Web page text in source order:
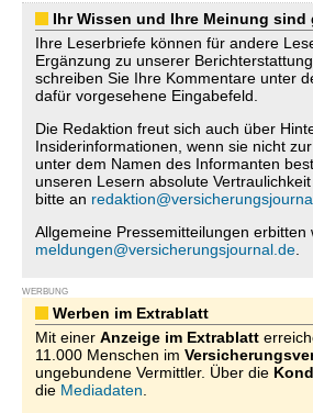
Ihr Wissen und Ihre Meinung sind
Ihre Leserbriefe können für andere
Ergänzung zu unserer
schreiben Sie Ihre Kommentare unter
dafür vorgesehene Eingabefeld.
Die Redaktion freut sich auch über
Insiderinformationen, wenn sie nicht
unter dem Namen des Informanten
unseren Lesern absolute
bitte an
Allgemeine Pressemitteilungen erbitten
meldungen@versicherungsjournal.de
WERBUNG
Werben im Extrablatt
Mit einer Anzeige im Extrablatt
11.000 Menschen im
ungebundene Vermittler. Über die
die Mediadaten